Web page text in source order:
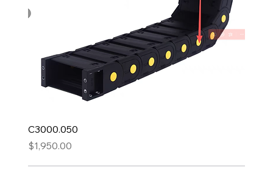
C3000.050
Precio
$1,950.00